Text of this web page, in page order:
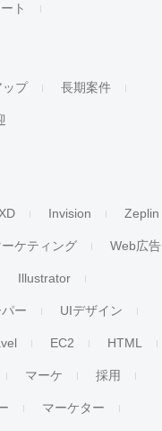
ト
ップ 長期案件
Invision Zeplin
ケティング Web広告
Illustrator
ー UIデザイン
EC2 HTML
マーケ 採用
マーケター